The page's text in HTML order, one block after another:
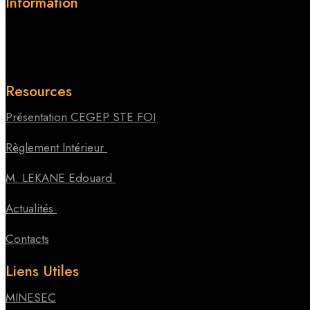
Resources
Présentation CEGEP STE FOI
Règlement Intérieur
M. LEKANE Edouard
Actualités
Contacts
Liens Utiles
MINESEC